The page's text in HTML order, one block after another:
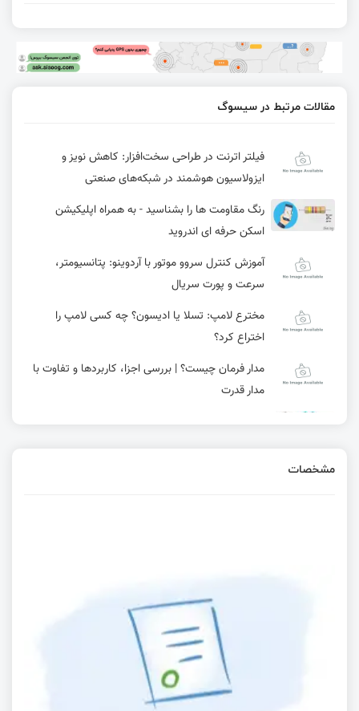
مقالات مرتبط در سیسوگ
فیلتر اترنت در طراحی سخت‌افزار: کاهش نویز و
ایزولاسیون هوشمند در شبکه‌های صنعتی
رنگ مقاومت ها را بشناسید - به همراه اپلیکیشن
اسکن حرفه ای اندروید
آموزش کنترل سروو موتور با آردوینو: پتانسیومتر،
سرعت و پورت سریال
مخترع لامپ: تسلا یا ادیسون؟ چه کسی لامپ را
اختراع کرد؟
مدار فرمان چیست؟ | بررسی اجزا، کاربردها و تفاوت با
مدار قدرت
سفارشی در KiCad
مشخصات